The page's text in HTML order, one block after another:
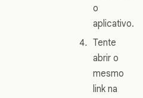
o
aplicativo.
Tente
abrir o
mesmo
link na